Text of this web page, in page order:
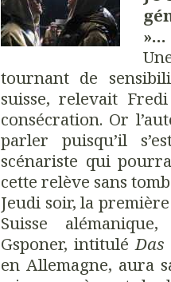
»...
tournant de
suisse, relevait
consécration. Or
parler puisqu’il
scénariste qui
cette relève sans
Jeudi soir, la
Suisse
Gsponer, intituléDas
en Allemagne, aura